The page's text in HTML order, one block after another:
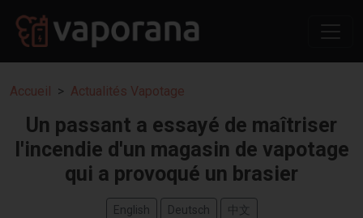
Accueil Actualités Vapotage
Un passant a essayé de maîtriser
l'incendie d'un magasin de vapotage
qui a provoqué un brasier
English Deutsch 中文